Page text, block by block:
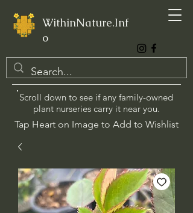
WithinNature.Inf
o
Scroll down to see if any family-owned
plant nurseries carry it near you.
Tap Heart on Image to Add to Wishlist